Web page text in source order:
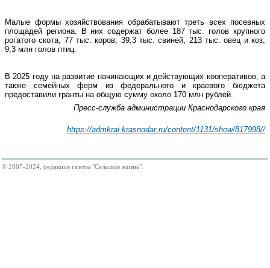
Малые формы хозяйствования обрабатывают треть всех посевных
площадей региона. В них содержат более 187 тыс. голов крупного
рогатого скота, 77 тыс. коров, 39,3 тыс. свиней, 213 тыс. овец и коз,
9,3 млн голов птиц.
В 2025 году на развитие начинающих и действующих кооперативов, а
также семейных ферм из федерального и краевого бюджета
предоставили гранты на общую сумму около 170 млн рублей.
Пресс-служба администрации Краснодарского края
https://admkrai.krasnodar.ru/content/1131/show/817998//
© 2007-2024, редакция газеты "Сельская жизнь".